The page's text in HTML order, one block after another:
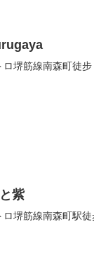
堺筋線南森町徒
紫
堺筋線南森町駅